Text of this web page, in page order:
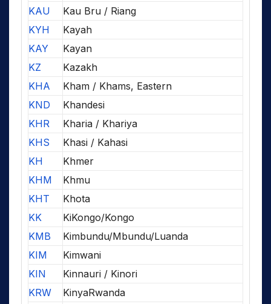
KAU
Kau Bru / Riang
KYH
Kayah
KAY
Kayan
KZ
Kazakh
KHA
Kham / Khams, Eastern
KND
Khandesi
KHR
Kharia / Khariya
KHS
Khasi / Kahasi
KH
Khmer
KHM
Khmu
KHT
Khota
KK
KiKongo/Kongo
KMB
Kimbundu/Mbundu/Luanda
KIM
Kimwani
KIN
Kinnauri / Kinori
KRW
KinyaRwanda